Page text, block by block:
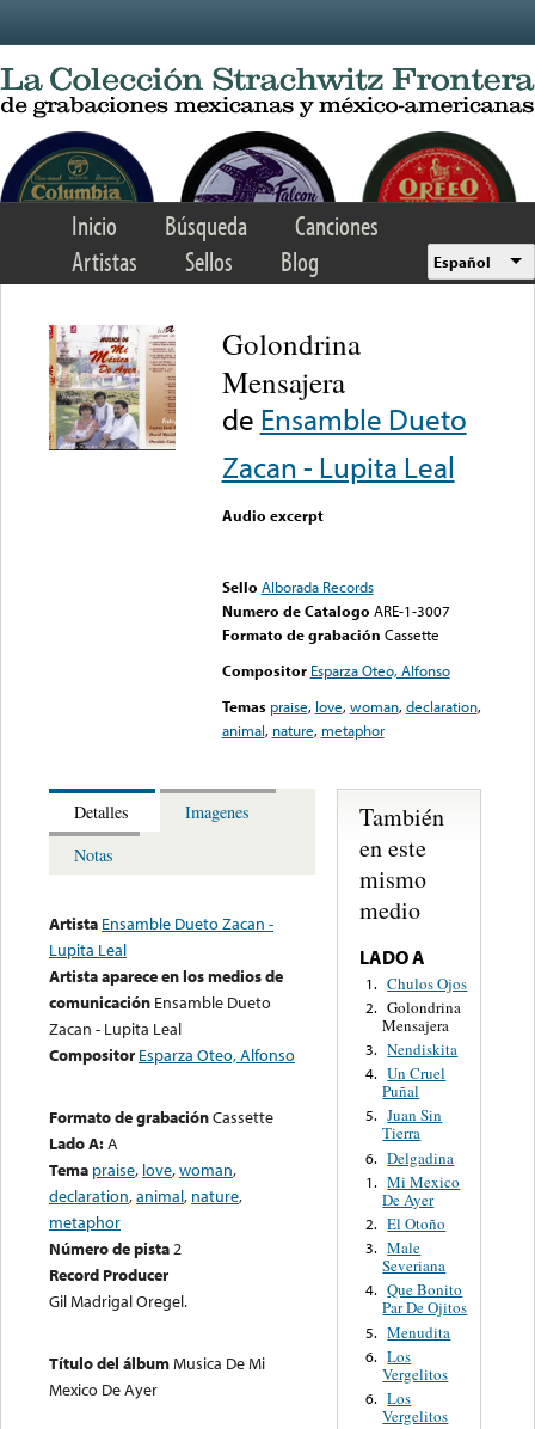
Inicio Búsqueda
Canciones
Artistas
Sellos Blog Español
Golondrina
Mensajera
de Ensamble Dueto
Zacan - Lupita Leal
Audio excerpt
Sello Alborada Records
Numero de Catalogo ARE-1-3007
Formato de grabación Cassette
Compositor Esparza Oteo, Alfonso
Temas praise, love,woman,declaration,
animal, nature, metaphor
Detalles
Imagenes
Notas
Artista Ensamble Dueto Zacan -
Lupita Leal
Artista aparece en los medios de
comunicación Ensamble Dueto
Zacan - Lupita Leal
Compositor Esparza Oteo, Alfonso
Formato de grabaciónCassette
Lado A:A
Tema praise, love,woman,
declaration,animal, nature,
metaphor
Número de pista2
Record Producer
Gil Madrigal Oregel.
Título del álbumMusica De Mi
Mexico De Ayer
También
en este
mismo
medio
LADO A
1. Chulos Ojos
2. Golondrina
Mensajera
3. Nendiskita
4. Un Cruel
Puñal
5. Juan Sin
Tierra
6. Delgadina
1. Mi Mexico
De Ayer
2. El Otoño
3. Male
Severiana
4. Que Bonito
Par De Ojitos
5. Menudita
6. Los
Vergelitos
6. Los
Vergelitos